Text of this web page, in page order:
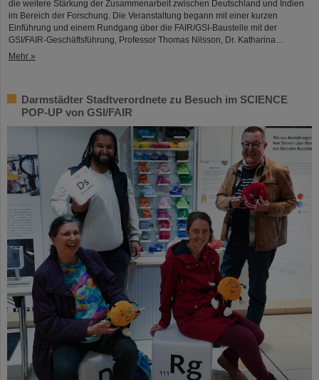
die weitere Stärkung der Zusammenarbeit zwischen Deutschland und Indien
im Bereich der Forschung. Die Veranstaltung begann mit einer kurzen
Einführung und einem Rundgang über die FAIR/GSI-Baustelle mit der
GSI/FAIR-Geschäftsführung, Professor Thomas Nilsson, Dr. Katharina…
Mehr »
Darmstädter Stadtverordnete zu Besuch im SCIENCE
POP-UP von GSI/FAIR